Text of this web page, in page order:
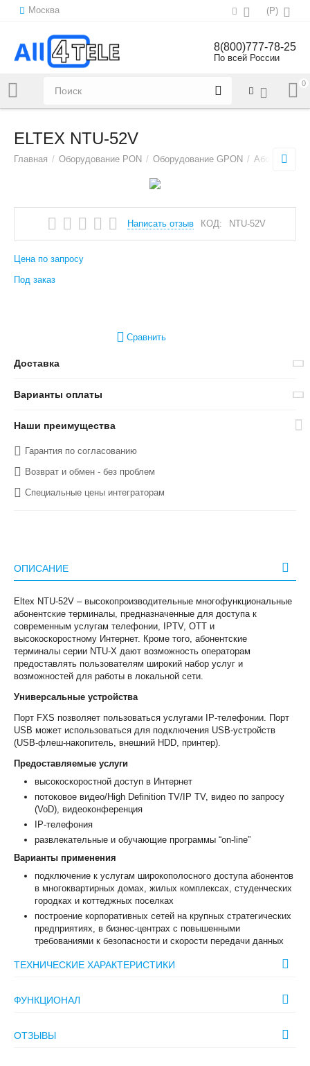
Москва (Р)
Напишите нам:sales@all4tele.com
8(800)777-78-25
По всей России
0
ELTEX NTU-52V
Главная / Оборудование PON / Оборудование GPON /
Написать отзыв КОД: NTU-52V
Цена по запросу
Под заказ
Сравнить
Доставка
Варианты оплаты
Наши преимущества
Гарантия по согласованию
Возврат и обмен - без проблем
Специальные цены интеграторам
ОПИСАНИЕ
Eltex NTU-52V – высокопроизводительные многофункциональные
абонентские терминалы, предназначенные для доступа к
современным услугам телефонии, IPTV, OTT и
высокоскоростному Интернет. Кроме того, абонентские
терминалы серии NTU-X дают возможность операторам
предоставлять пользователям широкий набор услуг и
возможностей для работы в локальной сети.
Универсальные устройства
Порт FXS позволяет пользоваться услугами IP-телефонии. Порт
USB может использоваться для подключения USB-устройств
(USB-флеш-накопитель, внешний HDD, принтер).
Предоставляемые услуги
высокоскоростной доступ в Интернет
потоковое видео/High Definition TV/IP TV, видео по запросу
(VoD), видеоконференция
IP-телефония
развлекательные и обучающие программы “on-line”
Варианты применения
подключение к услугам широкополосного доступа абонентов
в многоквартирных домах, жилых комплексах, студенческих
городках и коттеджных поселках
построение корпоративных сетей на крупных стратегических
предприятиях, в бизнес-центрах с повышенными
требованиями к безопасности и скорости передачи данных
ТЕХНИЧЕСКИЕ ХАРАКТЕРИСТИКИ
ФУНКЦИОНАЛ
ОТЗЫВЫ